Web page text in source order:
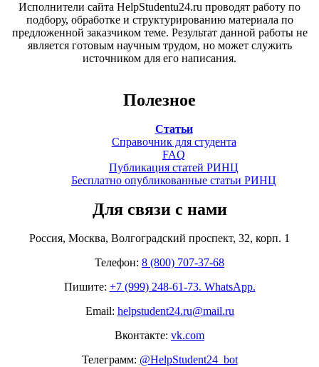
Исполнители сайта HelpStudentu24.ru проводят работу по
подбору, обработке и структурированию материала по
предложенной заказчиком теме. Результат данной работы не
является готовым научным трудом, но может служить
источником для его написания.
Полезное
Статьи
Справочник для студента
FAQ
Публикация статей РИНЦ
Бесплатно опубликованные статьи РИНЦ
Для связи с нами
Россия, Москва, Волгоградский проспект, 32, корп. 1
Телефон: 8 (800) 707-37-68
Пишите: +7 (999) 248-61-73. WhatsApp.
Email: helpstudent24.ru@mail.ru
Вконтакте: vk.com
Телеграмм: @HelpStudent24_bot